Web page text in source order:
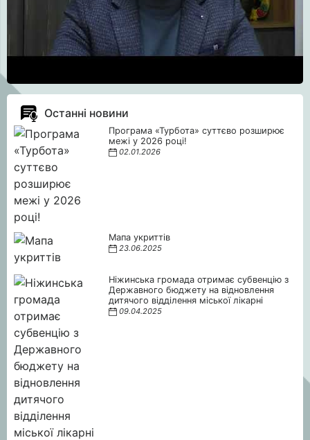
Останні новини
Програма «Турбота» суттєво розширює
межі у 2026 році!
02.01.2026
Мапа укриттів
23.06.2025
Ніжинська громада отримає субвенцію з
Державного бюджету на відновлення
дитячого відділення міської лікарні
09.04.2025